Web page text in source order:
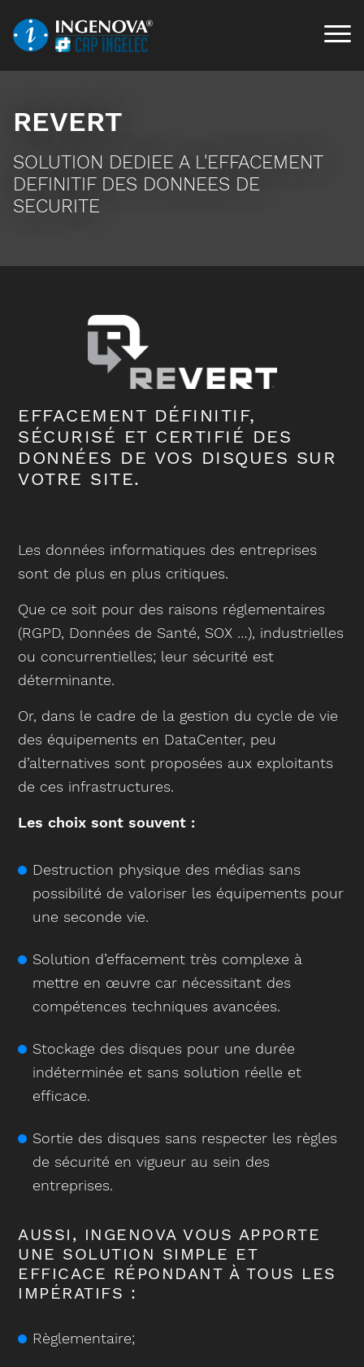
REVERT
SOLUTION DEDIEE A L'EFFACEMENT
DEFINITIF DES DONNEES DE
SECURITE
EFFACEMENT DÉFINITIF,
SÉCURISÉ ET CERTIFIÉ DES
DONNÉES DE VOS DISQUES SUR
VOTRE SITE.
Les données informatiques des entreprises
sont de plus en plus critiques.
Que ce soit pour des raisons réglementaires
(RGPD, Données de Santé, SOX …), industrielles
ou concurrentielles; leur sécurité est
déterminante.
Or, dans le cadre de la gestion du cycle de vie
des équipements en DataCenter, peu
d’alternatives sont proposées aux exploitants
de ces infrastructures.
Les choix sont souvent :
Destruction physique des médias sans
possibilité de valoriser les équipements pour
une seconde vie.
Solution d’effacement très complexe à
mettre en œuvre car nécessitant des
compétences techniques avancées.
Stockage des disques pour une durée
indéterminée et sans solution réelle et
efficace.
Sortie des disques sans respecter les règles
de sécurité en vigueur au sein des
entreprises.
AUSSI, INGENOVA VOUS APPORTE
UNE SOLUTION SIMPLE ET
EFFICACE RÉPONDANT À TOUS LES
IMPÉRATIFS :
Règlementaire;